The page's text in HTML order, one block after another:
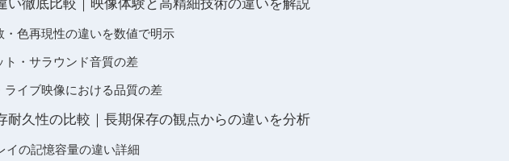
い徹底比較｜映像体験と高精細技術の違いを解説
・色再現性の違いを数値で明示
ト・サラウンド音質の差
ライブ映像における品質の差
耐久性の比較｜長期保存の観点からの違いを分析
イの記憶容量の違い詳細